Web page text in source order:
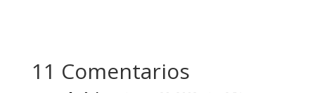
11 Comentarios